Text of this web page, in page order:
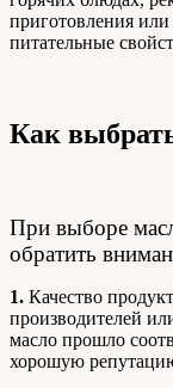
приготовления
питательные
Как
При выборе
обратить
1. Качество
производителей
масло прошло
хорошую